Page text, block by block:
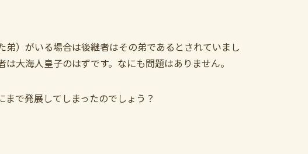
）がいる場合は後継者はその弟であるとされていまし
大海人皇子のはずです。なにも問題はありません。
で発展してしまったのでしょう？